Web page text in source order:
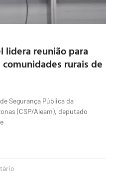
lidera reunião para
rurais de
Segurança Pública da
(CSP/Aleam), deputado